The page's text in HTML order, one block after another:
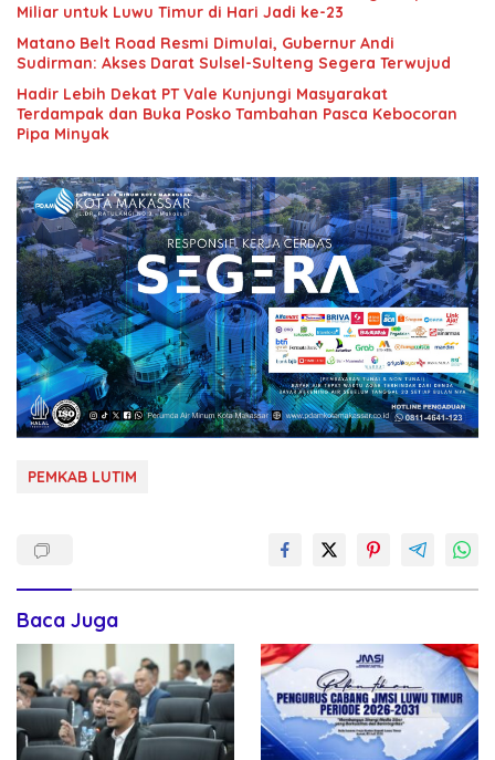
Miliar untuk Luwu Timur di Hari Jadi ke-23
Matano Belt Road Resmi Dimulai, Gubernur Andi
Sudirman: Akses Darat Sulsel-Sulteng Segera Terwujud
Hadir Lebih Dekat PT Vale Kunjungi Masyarakat
Terdampak dan Buka Posko Tambahan Pasca Kebocoran
Pipa Minyak
PEMKAB LUTIM
Baca Juga